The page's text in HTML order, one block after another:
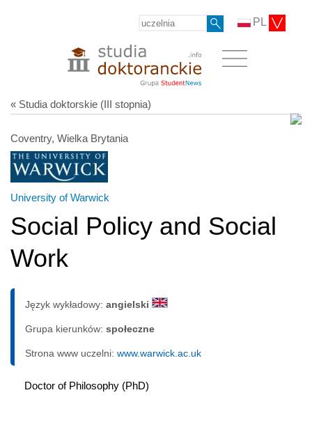
PL
« Studia doktorskie (III stopnia)
Coventry, Wielka Brytania
University of Warwick
Social Policy and Social
Work
Język wykładowy: angielski
Grupa kierunków: społeczne
Strona www uczelni: www.warwick.ac.uk
Doctor of Philosophy (PhD)